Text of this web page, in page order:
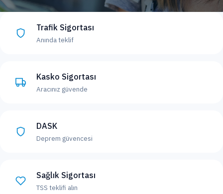
Trafik Sigortası
Anında teklif
Kasko Sigortası
Aracınız güvende
DASK
Deprem güvencesi
Sağlık Sigortası
TSS teklifi alın